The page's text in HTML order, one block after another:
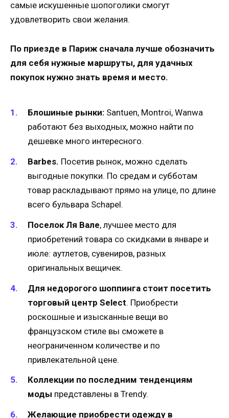
самые искушенные шопоголики смогут
удовлетворить свои желания.
По приезде в Париж сначала лучше обозначить
для себя нужные маршруты, для удачных
покупок нужно знать время и место.
Блошиные рынки: Santuen, Montroi, Wanwa
работают без выходных, можно найти по
дешевке много интересного.
Barbes. Посетив рынок, можно сделать
выгодные покупки. По средам и субботам
товар раскладывают прямо на улице, по длине
всего бульвара Schapel.
Поселок Ля Вале, лучшее место для
приобретений товара со скидками в январе и
июле: аутлетов, сувениров, разных
оригинальных вещичек.
Для недорогого шоппинга стоит посетить
торговый центр Select. Приобрести
роскошные и изысканные вещи во
французском стиле вы сможете в
неограниченном количестве и по
привлекательной цене.
Коллекции по последним тенденциям
моды представлены в Trendy.
Желающие приобрести одежду в